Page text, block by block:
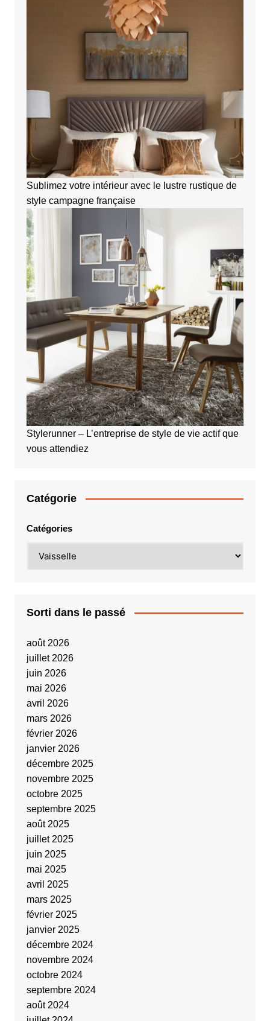
Sublimez votre intérieur avec le lustre rustique de
style campagne française
Stylerunner – L’entreprise de style de vie actif que
vous attendiez
Catégorie
Catégories
Sorti dans le passé
août 2026
juillet 2026
juin 2026
mai 2026
avril 2026
mars 2026
février 2026
janvier 2026
décembre 2025
novembre 2025
octobre 2025
septembre 2025
août 2025
juillet 2025
juin 2025
mai 2025
avril 2025
mars 2025
février 2025
janvier 2025
décembre 2024
novembre 2024
octobre 2024
septembre 2024
août 2024